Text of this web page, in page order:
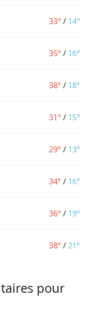
33° / 14°
35° / 16°
38° / 18°
31° / 15°
29° / 13°
34° / 16°
36° / 19°
38° /21°
pour